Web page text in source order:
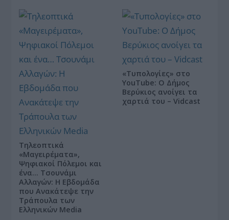
Τηλεοπτικά
«Μαγειρέματα»,
Ψηφιακοί Πόλεμοι και
ένα… Τσουνάμι
Αλλαγών: Η Εβδομάδα
που Ανακάτεψε την
Τράπουλα των
Ελληνικών Media
«Τυπολογίες» στο
YouTube: Ο Δήμος
Βερύκιος ανοίγει τα
χαρτιά του – Vidcast